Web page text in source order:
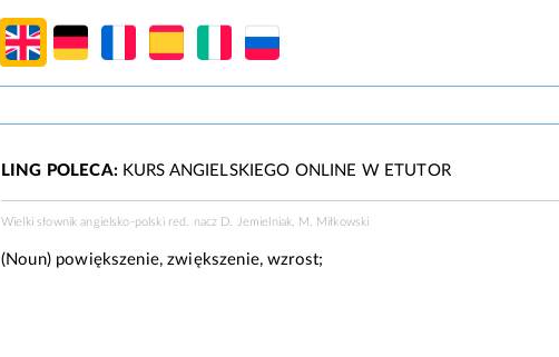
LING POLECA:KURS ANGIELSKIEGO ONLINE W ETUTOR
Wielki słownik angielsko-polski red. nacz D. Jemielniak, M. Miłkowski
(Noun)powiększenie, zwiększenie, wzrost;